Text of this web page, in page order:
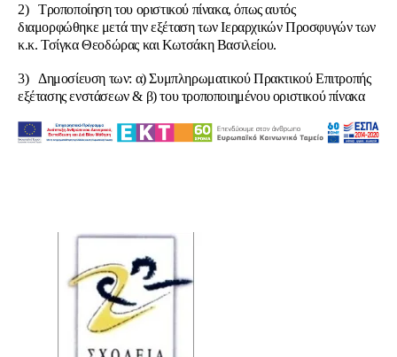
2) Τροποποίηση του οριστικού πίνακα, όπως αυτός
διαμορφώθηκε μετά την εξέταση των Ιεραρχικών Προσφυγών των
κ.κ. Τσίγκα Θεοδώρας και Κωτσάκη Βασιλείου.
3) Δημοσίευση των: α) Συμπληρωματικού Πρακτικού Επιτροπής
εξέτασης ενστάσεων & β) του τροποποιημένου οριστικού πίνακα